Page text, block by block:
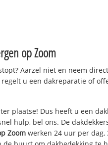
op Zoom
Aarzel niet en neem
regelt u een dakreparatie of
plaatse! Dus heeft u een
hulp, bel ons. De
Zoom werken 24 uur per dag,